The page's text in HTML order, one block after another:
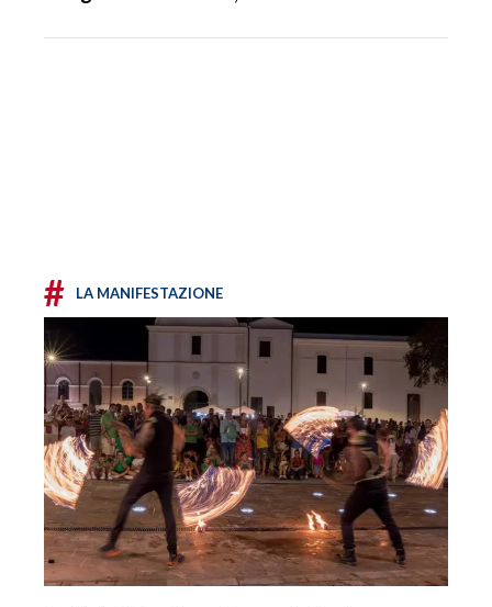
# LA MANIFESTAZIONE